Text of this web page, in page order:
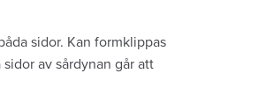
sidor. Kan formklippas
av sårdynan går att